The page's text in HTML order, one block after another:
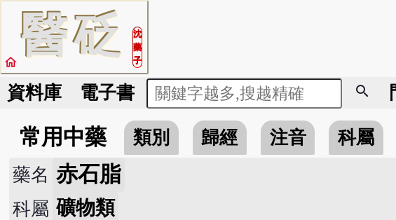
醫砭
沈
藥
子
home
資料庫 電子書 search
常用中藥 類別 歸經 注音 科屬
藥名 赤石脂
科屬 礦物類